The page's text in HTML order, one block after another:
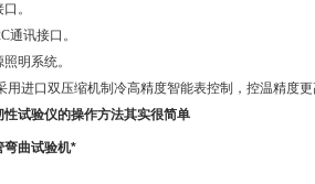
。
讯接口。
明系统。
进口双压缩机制冷高精度智能表控制，控温精度更
性试验仪的操作方法其实很简单
弯曲试验机*